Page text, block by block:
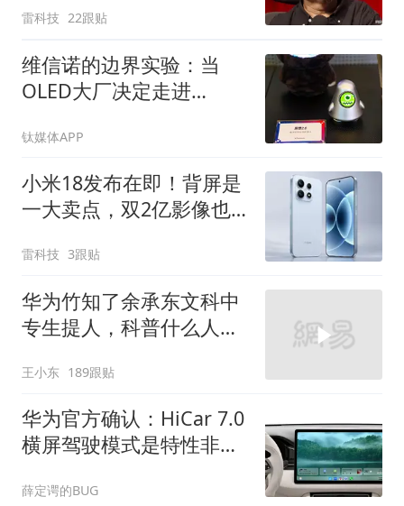
雷科技 22跟贴
维信诺的边界实验：当
OLED大厂决定走进
钛媒体APP
小米18发布在即！背屏是
一大卖点，双2亿影像也
雷科技 3跟贴
华为竹知了余承东文科中
专生提人，科普什么人能
王小东 189跟贴
华为官方确认：HiCar 7.0
横屏驾驶模式是特性非
薛定谔的BUG